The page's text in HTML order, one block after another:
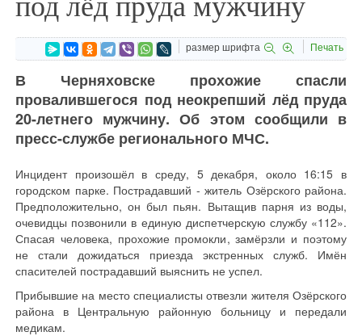
размер шрифта Печать
В Черняховске прохожие спасли
провалившегося под неокрепший лёд пруда
20-летнего мужчину. Об этом сообщили в
пресс-службе регионального МЧС.
Инцидент произошёл в среду, 5 декабря, около 16:15 в
городском парке. Пострадавший - житель Озёрского района.
Предположительно, он был пьян. Вытащив парня из воды,
очевидцы позвонили в единую диспетчерскую службу «112».
Спасая человека, прохожие промокли, замёрзли и поэтому
не стали дожидаться приезда экстренных служб. Имён
спасителей пострадавший выяснить не успел.
Прибывшие на место специалисты отвезли жителя Озёрского
района в Центральную районную больницу и передали
медикам.